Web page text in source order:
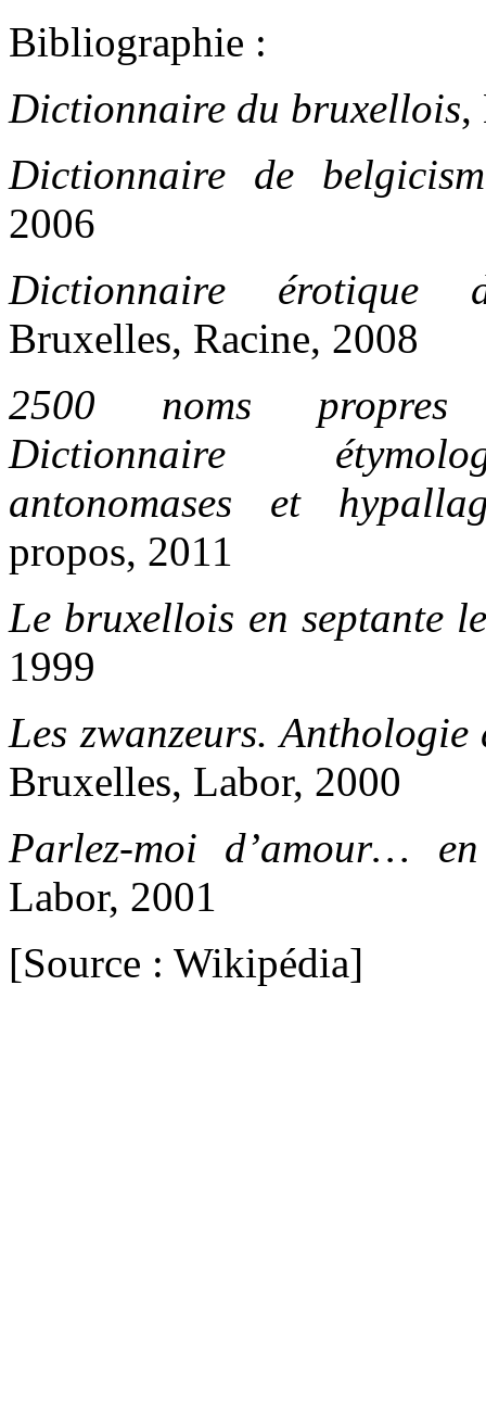
Bibliographie :
Dictionnaire du bruxellois,
Dictionnaire de
2006
Dictionnaire érotique
Bruxelles, Racine, 2008
2500 noms propres
Dictionnaire
antonomases et
propos, 2011
Le bruxellois en septante
1999
Les zwanzeurs.
Bruxelles, Labor, 2000
Parlez-moi d’amour…
Labor, 2001
[Source : Wikipédia]